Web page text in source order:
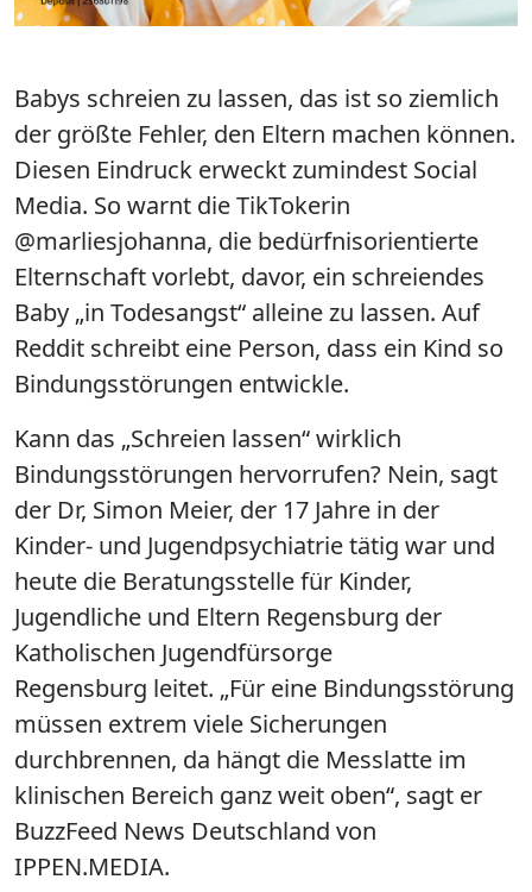
Babys schreien zu lassen, das ist so ziemlich
der größte Fehler, den Eltern machen können.
Diesen Eindruck erweckt zumindest Social
Media. So warnt die TikTokerin
@marliesjohanna, die bedürfnisorientierte
Elternschaft vorlebt, davor, ein schreiendes
Baby „in Todesangst“ alleine zu lassen. Auf
Reddit schreibt eine Person, dass ein Kind so
Bindungsstörungen entwickle.
Kann das „Schreien lassen“ wirklich
Bindungsstörungen hervorrufen? Nein, sagt
der Dr, Simon Meier, der 17 Jahre in der
Kinder- und Jugendpsychiatrie tätig war und
heute die Beratungsstelle für Kinder,
Jugendliche und Eltern Regensburg der
Katholischen Jugendfürsorge
Regensburg leitet. „Für eine Bindungsstörung
müssen extrem viele Sicherungen
durchbrennen, da hängt die Messlatte im
klinischen Bereich ganz weit oben“, sagt er
BuzzFeed News Deutschland von
IPPEN.MEDIA.